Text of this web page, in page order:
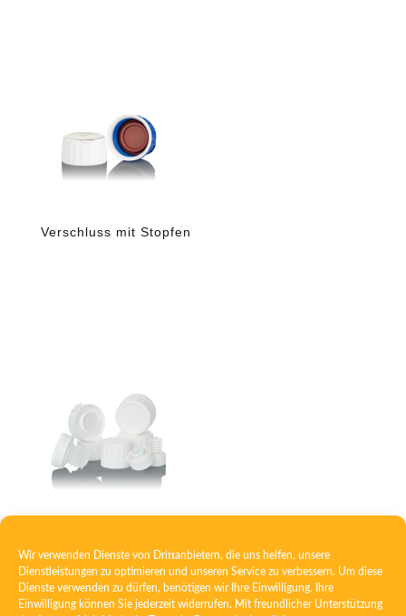
Wir verwenden Dienste von Drittanbietern, die uns helfen, unsere
Dienstleistungen zu optimieren und unseren Service zu verbessern. Um diese
Dienste verwenden zu dürfen, benötigen wir Ihre Einwilligung. Ihre
Einwilligung können Sie jederzeit widerrufen. Mit freundlicher Unterstützung
Verschluss mit Stopfen
Trockenkapsel